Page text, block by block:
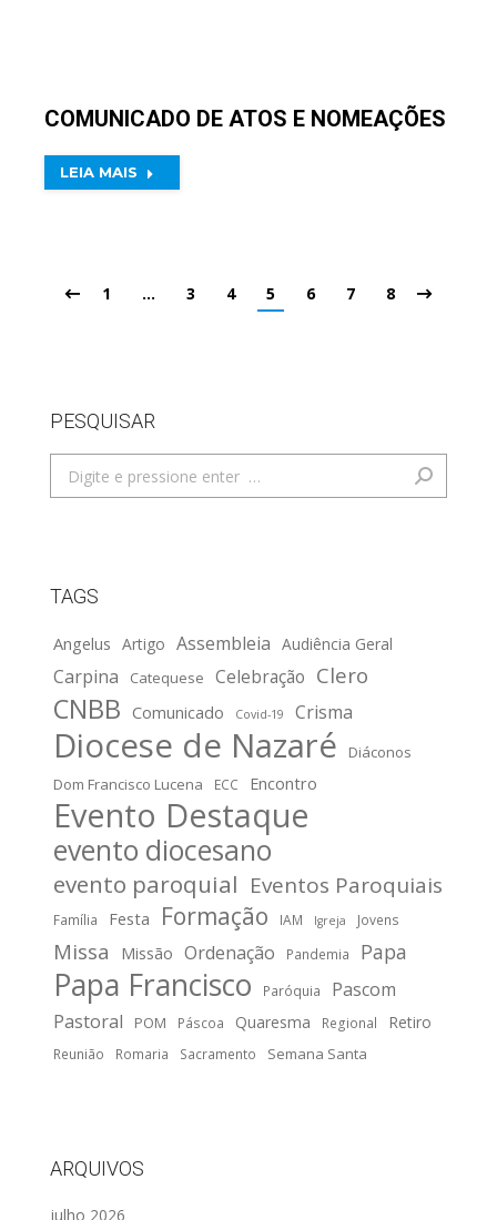
COMUNICADO DE ATOS E NOMEAÇÕES
LEIA MAIS
1 … 3 4 5 6 7 8
PESQUISAR
Search:
TAGS
Angelus Artigo Assembleia Audiência Geral
Carpina Catequese Celebração Clero
CNBB Comunicado Covid-19 Crisma
Diocese de Nazaré
Diáconos
Dom Francisco Lucena
ECC Encontro
Evento Destaque
evento diocesano
evento paroquial Eventos Paroquiais
Família Festa Formação IAM Igreja Jovens
Missa Missão Ordenação Pandemia Papa
Papa Francisco Paróquia
Pascom
Pastoral
POM Páscoa Quaresma Regional Retiro
Reunião Romaria Sacramento Semana Santa
ARQUIVOS
julho 2026